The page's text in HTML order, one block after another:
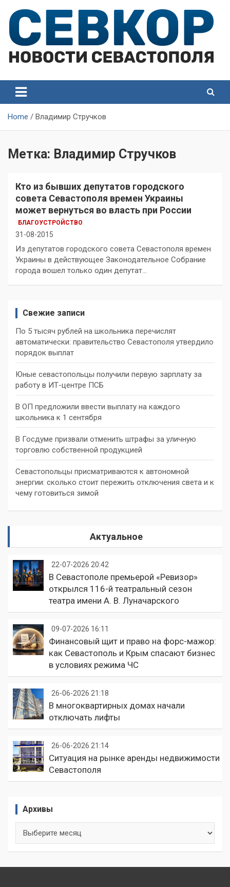
content
Севастополя
Севастополя
Home Владимир Стручков
Метка: Владимир Стручков
Кто из бывших депутатов городского
совета Севастополя времен Украины
может вернуться во власть при России
БЛАГОУСТРОЙСТВО
31-08-2015
Из депутатов городского совета Севастополя времен
Украины в действующее Законодательное Собрание
города вошел только один депутат…
Свежие записи
По 5 тысяч рублей на школьника перечислят
автоматически: правительство Севастополя утвердило
порядок выплат
Юные севастопольцы получили первую зарплату за
работу в ИТ-центре ПСБ
В ОП предложили ввести выплату на каждого
школьника к 1 сентября
В Госдуме призвали отменить штрафы за уличную
торговлю собственной продукцией
Севастопольцы присматриваются к автономной
энергии: сколько стоит пережить отключения света и к
чему готовиться зимой
Актуальное
22-07-2026 20:42
В Севастополе премьерой «Ревизор»
открылся 116-й театральный сезон
театра имени А. В. Луначарского
09-07-2026 16:11
Финансовый щит и право на форс-мажор:
как Севастополь и Крым спасают бизнес
в условиях режима ЧС
26-06-2026 21:18
В многоквартирных домах начали
отключать лифты
26-06-2026 21:14
Ситуация на рынке аренды недвижимости
Севастополя
Архивы